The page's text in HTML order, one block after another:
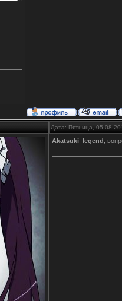
Дата: Пятница,
Akatsuki_legend ,